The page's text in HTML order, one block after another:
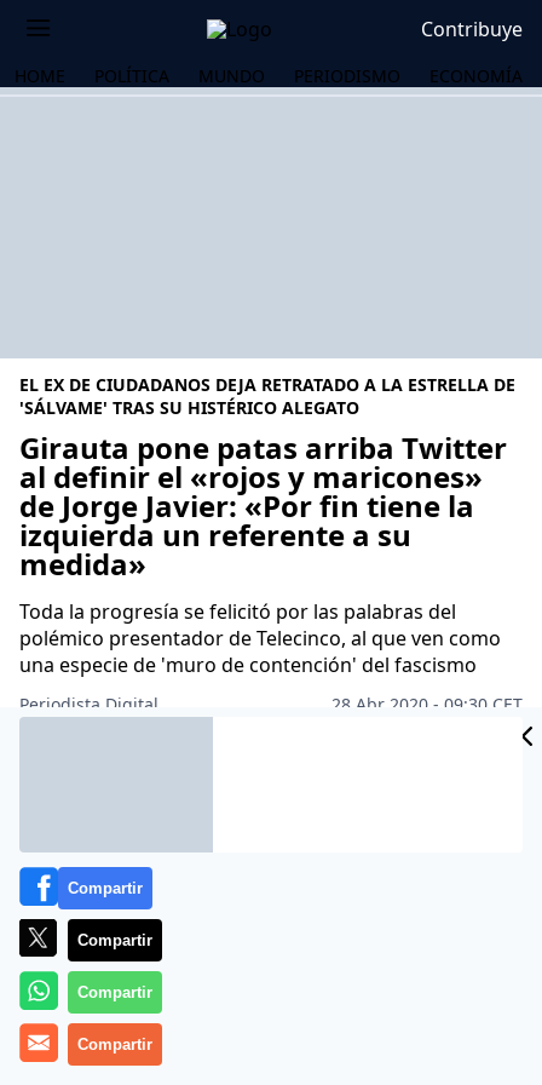
Contribuye
HOME POLÍTICA MUNDO PERIODISMO ECONOMÍA
EL EX DE CIUDADANOS DEJA RETRATADO A LA ESTRELLA DE
'SÁLVAME' TRAS SU HISTÉRICO ALEGATO
Girauta pone patas arriba Twitter
al definir el «rojos y maricones»
de Jorge Javier: «Por fin tiene la
izquierda un referente a su
medida»
Toda la progresía se felicitó por las palabras del
polémico presentador de Telecinco, al que ven como
una especie de 'muro de contención' del fascismo
Periodista Digital
28 Abr 2020 - 09:30 CET
Compartir
Compartir
Compartir
Compartir